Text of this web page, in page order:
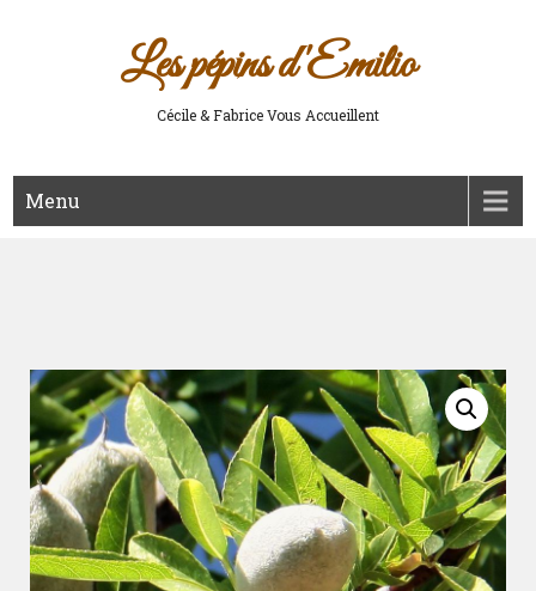
Les pépins d'Emilio
Cécile & Fabrice Vous Accueillent
Menu